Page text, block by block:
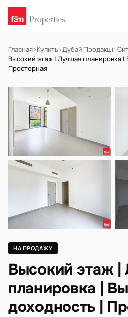
Главная›Купить›Дубай Продакшн
Высокий этаж | Лучшая планировка |
Просторная
НА ПРОДАЖУ Готов к заселению
НА ПРОДАЖУ
Высокий этаж |
планировка |
доходность |